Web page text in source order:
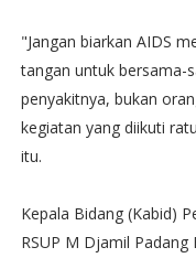
"Jangan biarkan AIDS
tangan untuk bersama-
penyakitnya, bukan
kegiatan yang diikuti
itu.
Kepala Bidang (Kabid)
RSUP M Djamil